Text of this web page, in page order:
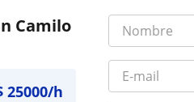
Camilo
25000/h